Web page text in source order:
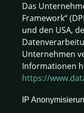
Das
Framework“
und den USA,
Unternehmen
Informationen
https://
IP